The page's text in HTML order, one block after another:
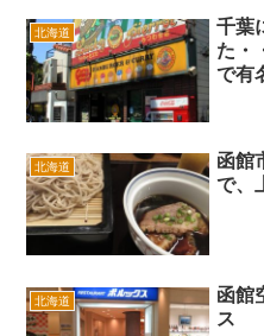
北海道
千葉
た・
で有
北海道
函館
で、
北海道
函館
ス